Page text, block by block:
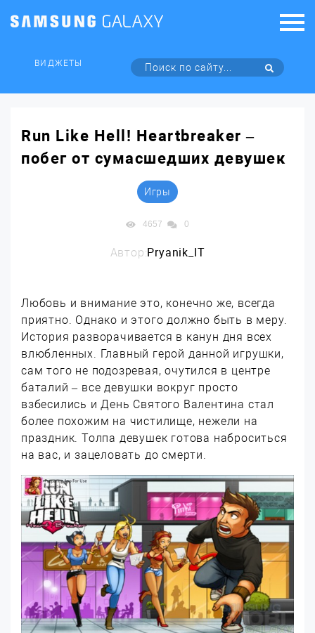
ВИДЖЕТЫ
Run Like Hell! Heartbreaker –
побег от сумасшедших девушек
Игры
4657 0
Автор:Pryanik_IT
Любовь и внимание это, конечно же, всегда
приятно. Однако и этого должно быть в меру.
История разворачивается в канун дня всех
влюбленных. Главный герой данной игрушки,
сам того не подозревая, очутился в центре
баталий – все девушки вокруг просто
взбесились и День Святого Валентина стал
более похожим на чистилище, нежели на
праздник. Толпа девушек готова наброситься
на вас, и зацеловать до смерти.